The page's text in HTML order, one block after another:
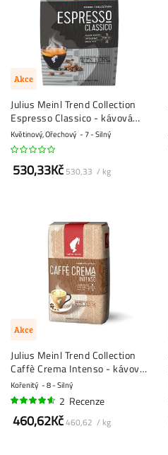
Akce
Julius Meinl Trend Collection
Espresso Classico - kávová
zrna - 1 kg
Květinový, Ořechový 7 - Silný
530,33Kč 530,33 / kg
Akce
Julius Meinl Trend Collection
Caffè Crema Intenso - kávová
zrna - 1 kg
Kořenitý 8 - Silný
90%
2 Recenze
460,62Kč460,62 / kg